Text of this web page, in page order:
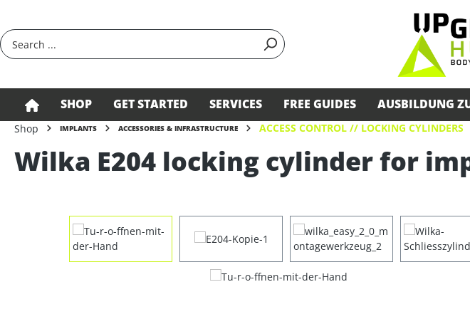
SHOP GET STARTED SERVICES FREE GUIDES AUSBILDUNG
Shop IMPLANTS ACCESSORIES & INFRASTRUCTURE ACCESS CONTROL // LOCKING CYLINDERS
Wilka E204 locking cylinder for
Skip image gallery